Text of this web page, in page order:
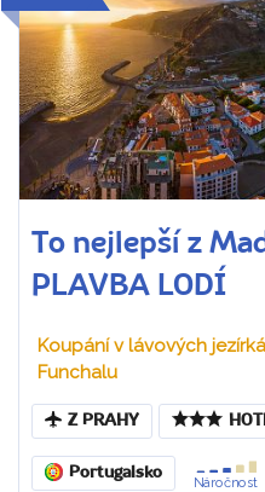
To nejlepší z
PLAVBA LODÍ
Koupání v lávových
Funchalu
Z PRAHY
Portugalsko
Náročnost